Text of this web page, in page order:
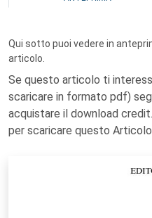
Qui sotto puoi vedere in
articolo.
Se questo articolo ti
scaricare in formato pdf)
acquistare il download credit.
per scaricare questo